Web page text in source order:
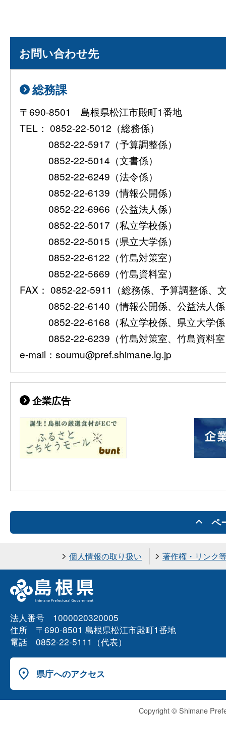
お問い合わせ先
総務課
〒690-8501 島根県松江市殿町1番地
TEL： 0852-22-5012（総務係）
0852-22-5917（予算調整係）
0852-22-5014（文書係）
0852-22-6249（法令係）
0852-22-6139（情報公開係）
0852-22-6966（公益法人係）
0852-22-5017（私立学校係）
0852-22-5015（県立大学係）
0852-22-6122（竹島対策室）
0852-22-5669（竹島資料室）
FAX： 0852-22-5911（総務係、予算調整係、
0852-22-6140（情報公開係、公益法人
0852-22-6168（私立学校係、県立大学
0852-22-6239（竹島対策室、竹島資料
e-mail：soumu@pref.shimane.lg.jp
企業広告
ペ
個人情報の取り扱い 著作権・リンク
法人番号 1000020320005
住所 〒690-8501 島根県松江市殿町1番地
電話 0852-22-5111（代表）
県庁へのアクセス
Copyright © Shimane